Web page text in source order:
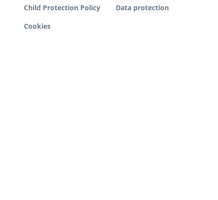
Child Protection Policy
Data protection
Cookies